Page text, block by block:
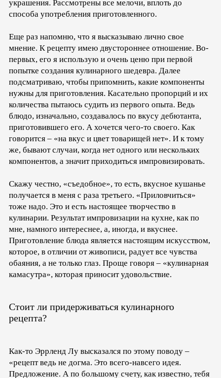
украшения. Рассмотрены все мелочи, вплоть до
способа употребления приготовленного.
Еще раз напомню, что я высказываю лично свое
мнение. К рецепту имею двустороннее отношение. Во-
первых, его я использую и очень ценю при первой
попытке создания кулинарного шедевра. Далее
подсматриваю, чтобы припомнить, какие компоненты
нужны для приготовления. Касательно пропорций и их
количества пытаюсь судить из первого опыта. Ведь
блюдо, изначально, создавалось по вкусу дебютанта,
приготовившего его. А хочется чего-то своего. Как
говорится – «на вкус и цвет товарищей нет». И к тому
же, бывают случаи, когда нет одного или нескольких
компонентов, а значит приходиться импровизировать.
Скажу честно, «съедобное», то есть, вкусное кушанье
получается в меня с раза третьего. «Приловчиться»
тоже надо. Это и есть настоящее творчество в
кулинарии. Результат импровизации на кухне, как по
мне, намного интереснее, а, иногда, и вкуснее.
Приготовление блюда является настоящим искусством,
которое, в отличии от живописи, радует все чувства
обаяния, а не только глаз. Проще говоря – «кулинарная
камасутра», которая приносит удовольствие.
Стоит ли придерживаться кулинарного
рецепта?
Как-то Эррленд Лу высказался по этому поводу –
«рецепт ведь не догма. Это всего-навсего идея.
Предложение. А по большому счету, как известно, тебя